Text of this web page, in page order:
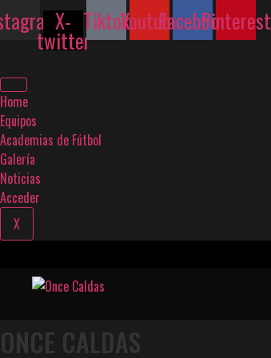
Ir
al
contenido
X-
twitter
TiktokYoutubeFacebookPinterest
Home
Equipos
Academias de Fútbol
Galería
Noticias
Acceder
X
ONCE CALDAS